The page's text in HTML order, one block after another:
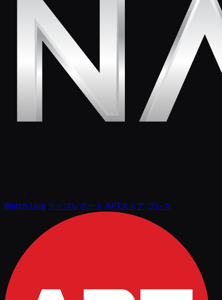
Watch Live ライブレポート APTストア プレス